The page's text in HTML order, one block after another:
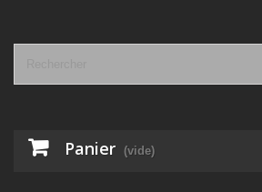
Panier (vide)